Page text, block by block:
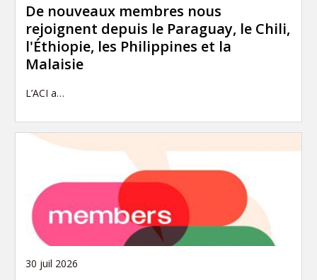
De nouveaux membres nous
rejoignent depuis le Paraguay, le Chili,
l'Éthiopie, les Philippines et la
Malaisie
L’ACI a…
30 juil 2026